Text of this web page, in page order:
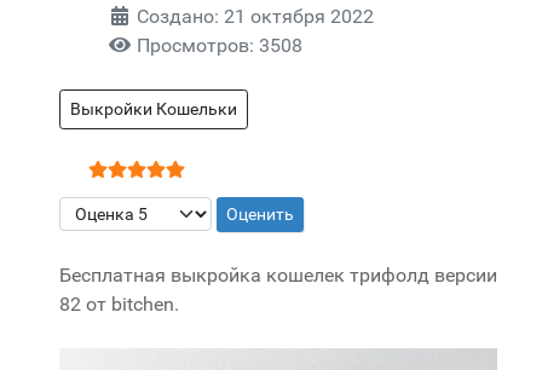
Создано: 21 октября 2022
Просмотров: 3508
Выкройки Кошельки
Рейтинг:5/5
Пожалуйста, оцените
Бесплатная выкройка кошелек трифолд версии
82 от bitchen.